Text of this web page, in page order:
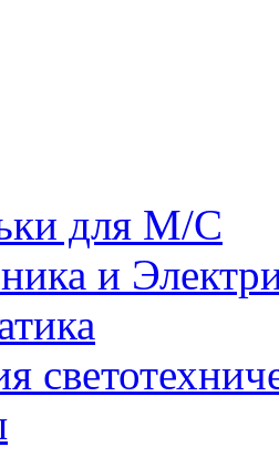
для М/С
и